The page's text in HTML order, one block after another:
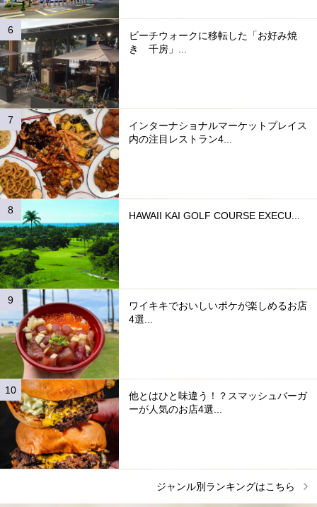
ビーチウォークに移転した「お好み焼
き 千房」...
インターナショナルマーケットプレイス
内の注目レストラン4...
HAWAII KAI GOLF COURSE EXECU...
ワイキキでおいしいポケが楽しめるお店
4選...
他とはひと味違う！？スマッシュバーガ
ーが人気のお店4選...
ジャンル別ランキングはこちら